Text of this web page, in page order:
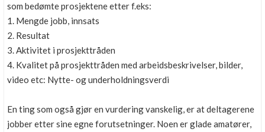
som bedømte prosjektene etter f.eks:
1. Mengde jobb, innsats
2. Resultat
3. Aktivitet i prosjekttråden
4. Kvalitet på prosjekttråden med arbeidsbeskrivelser, bilder,
video etc: Nytte- og underholdningsverdi
En ting som også gjør en vurdering vanskelig, er at deltagerene
jobber etter sine egne forutsetninger. Noen er glade amatører,